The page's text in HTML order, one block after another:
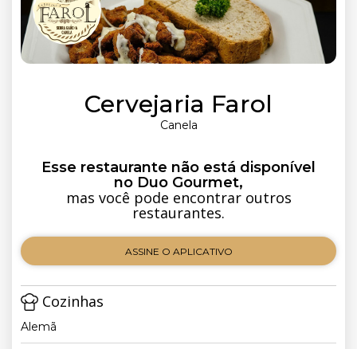
Cervejaria Farol
Canela
Esse restaurante não está disponível
no Duo Gourmet,
mas você pode encontrar outros
restaurantes.
ASSINE O APLICATIVO
Cozinhas
Alemã